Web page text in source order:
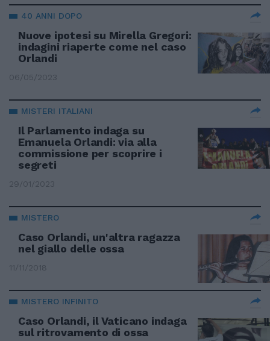
40 ANNI DOPO
Nuove ipotesi su Mirella Gregori:
indagini riaperte come nel caso
Orlandi
06/05/2023
MISTERI ITALIANI
Il Parlamento indaga su
Emanuela Orlandi: via alla
commissione per scoprire i
segreti
29/01/2023
MISTERO
Caso Orlandi, un'altra ragazza
nel giallo delle ossa
11/11/2018
MISTERO INFINITO
Caso Orlandi, il Vaticano indaga
sul ritrovamento di ossa